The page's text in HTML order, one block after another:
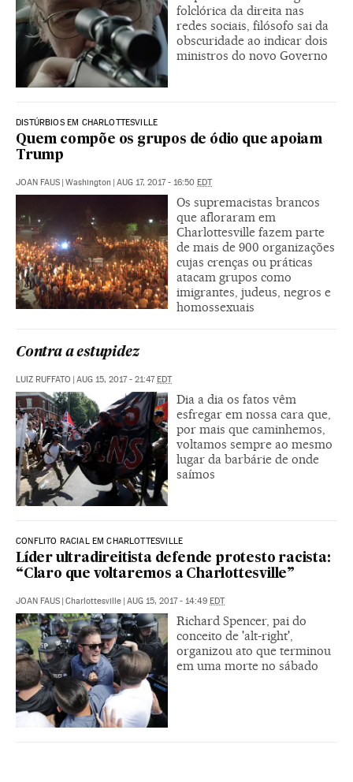
folclórica da direita nas
redes sociais, filósofo sai da
obscuridade ao indicar dois
ministros do novo Governo
DISTÚRBIOS EM CHARLOTTESVILLE
Quem compõe os grupos de ódio que apoiam
Trump
JOAN FAUS | Washington | AUG 17, 2017 - 16:50 EDT
Os supremacistas brancos
que afloraram em
Charlottesville fazem parte
de mais de 900 organizações
cujas crenças ou práticas
atacam grupos como
imigrantes, judeus, negros e
homossexuais
Contra a estupidez
LUIZ RUFFATO | AUG 15, 2017 - 21:47EDT
Dia a dia os fatos vêm
esfregar em nossa cara que,
por mais que caminhemos,
voltamos sempre ao mesmo
lugar da barbárie de onde
saímos
CONFLITO RACIAL EM CHARLOTTESVILLE
Líder ultradireitista defende protesto racista:
“Claro que voltaremos a Charlottesville”
JOAN FAUS | Charlottesville | AUG 15, 2017 - 14:49 EDT
Richard Spencer, pai do
conceito de 'alt-right',
organizou ato que terminou
em uma morte no sábado